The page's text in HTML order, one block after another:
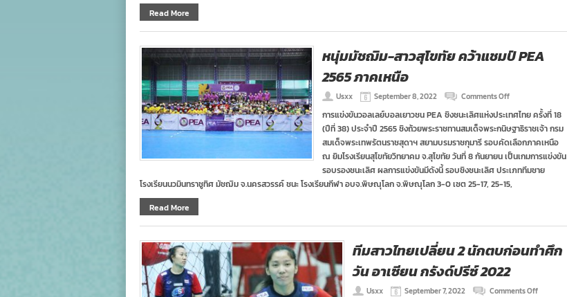
ปรีซ์
Read More
หนุ่มมัชฌิม-สาวสุโขทัย คว้าแชมป์ PEA
2565 ภาคเหนือ
Usxx September 8, 2022 Comments Offon
มัชฌิม-
สาว
สุโขทัย
คว้า
แชมป์
PEA
2565
การแข่งขันวอลเลย์บอลเยาวชน PEA ชิงชนะเลิศแห่งประเทศไทย ครั้งที่ 18
(ปีที่ 38) ประจำปี 2565 ชิงถ้วยพระราชทานสมเด็จพระกนิษฐาธิราชเจ้า กรม
สมเด็จพระเทพรัตนราชสุดาฯ สยามบรมราชกุมารี รอบคัดเลือกภาคเหนือ
ณ ยิมโรงเรียนสุโขทัยวิทยาคม จ.สุโขทัย วันที่ 8 กันยายน เป็นเกมการแข่งขัน
รอบรองชนะเลิศ ผลการแข่งขันมีดังนี้ รอบชิงชนะเลิศ ประเภททีมชาย
โรงเรียนนวมินทราชูทิศ มัชฌิม จ.นครสวรรค์ ชนะ โรงเรียนกีฬา อบจ.พิษณุโลก จ.พิษณุโลก 3-0 เซต 25​-17,​ 25-15,​
Read More
ทีมสาวไทยเปลี่ยน 2 นักตบก่อนทำศึก
วัน อาเซียน กรังด์ปรีซ์ 2022
Usxx September 7, 2022 Comments Offon